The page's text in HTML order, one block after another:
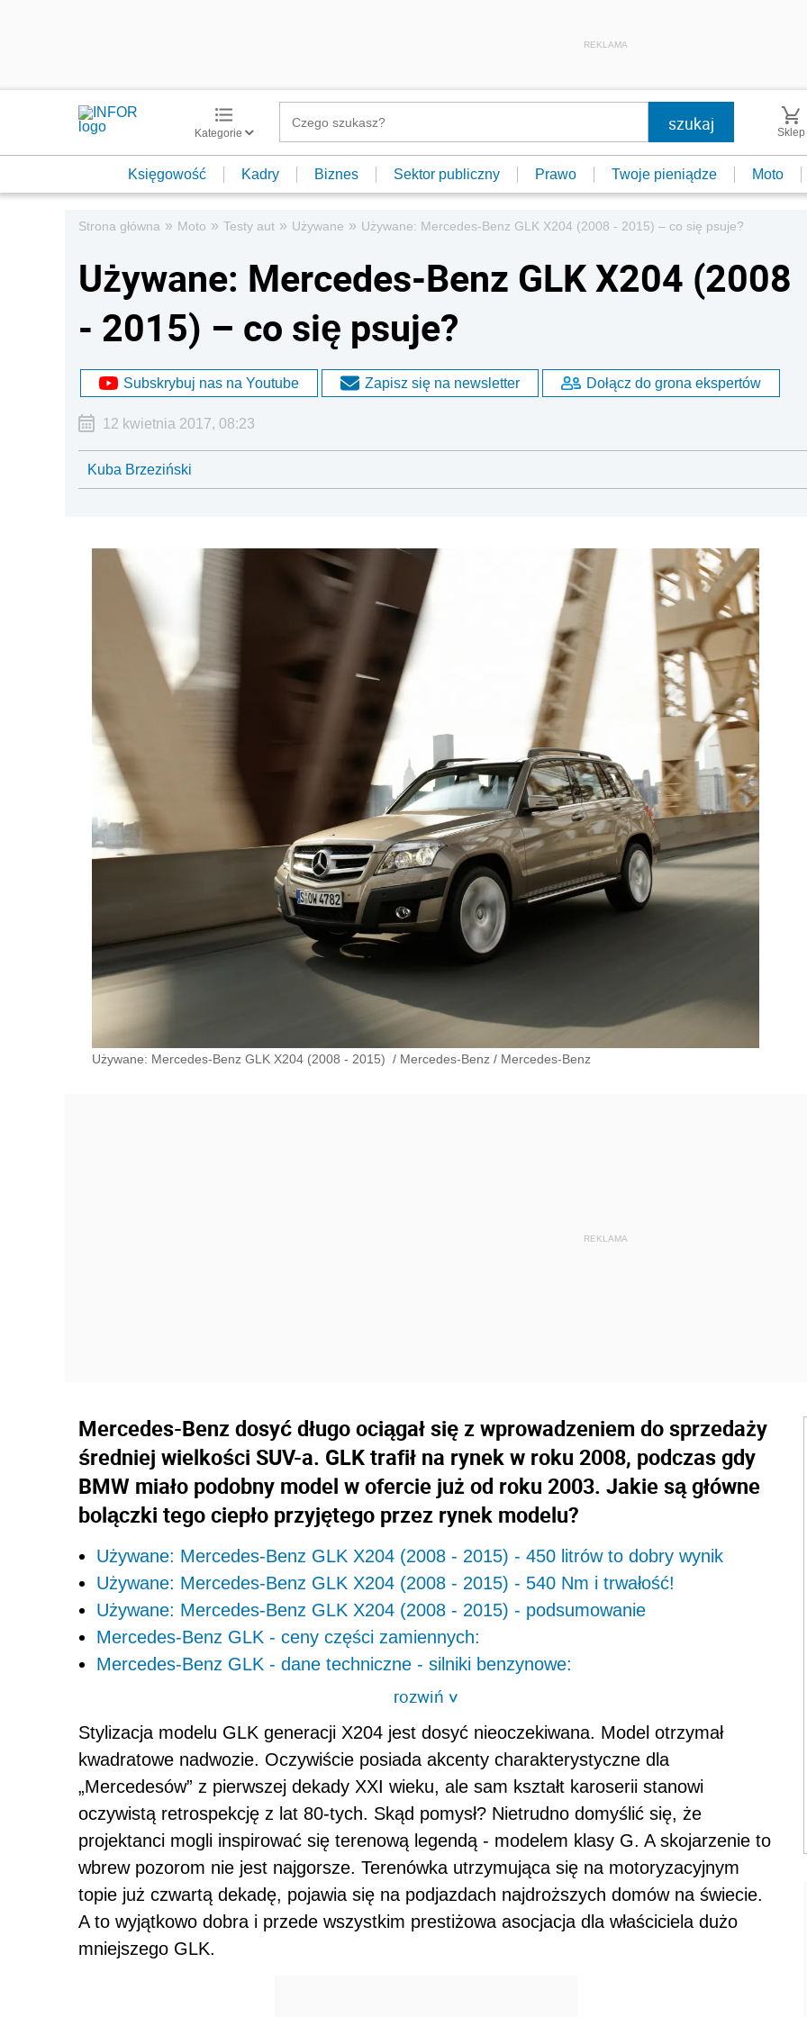
REKLAMA
Kategorie Sklep
Księgowość Kadry Biznes Sektor publiczny Prawo Twoje pieniądze Moto
Strona główna » Moto » Testy aut » Używane » Używane: Mercedes-Benz GLK X204 (2008 - 2015) – co się psuje?
Używane: Mercedes-Benz GLK X204 (2008
- 2015) – co się psuje?
Subskrybuj nas na Youtube Zapisz się na newsletter Dołącz do grona ekspertów
12 kwietnia 2017, 08:23
Kuba Brzeziński
Używane: Mercedes-Benz GLK X204 (2008 - 2015) / Mercedes-Benz / Mercedes-Benz
Mercedes-Benz dosyć długo ociągał się z wprowadzeniem do sprzedaży
średniej wielkości SUV-a. GLK trafił na rynek w roku 2008, podczas gdy
BMW miało podobny model w ofercie już od roku 2003. Jakie są główne
bolączki tego ciepło przyjętego przez rynek modelu?
Używane: Mercedes-Benz GLK X204 (2008 - 2015) - 450 litrów to dobry wynik
Używane: Mercedes-Benz GLK X204 (2008 - 2015) - 540 Nm i trwałość!
Używane: Mercedes-Benz GLK X204 (2008 - 2015) - podsumowanie
Mercedes-Benz GLK - ceny części zamiennych:
Mercedes-Benz GLK - dane techniczne - silniki benzynowe:
rozwiń>
Stylizacja modelu GLK generacji X204 jest dosyć nieoczekiwana. Model otrzymał
kwadratowe nadwozie. Oczywiście posiada akcenty charakterystyczne dla
„Mercedesów” z pierwszej dekady XXI wieku, ale sam kształt karoserii stanowi
oczywistą retrospekcję z lat 80-tych. Skąd pomysł? Nietrudno domyślić się, że
projektanci mogli inspirować się terenową legendą - modelem klasy G. A skojarzenie to
wbrew pozorom nie jest najgorsze. Terenówka utrzymująca się na motoryzacyjnym
topie już czwartą dekadę, pojawia się na podjazdach najdroższych domów na świecie.
A to wyjątkowo dobra i przede wszystkim prestiżowa asocjacja dla właściciela dużo
mniejszego GLK.